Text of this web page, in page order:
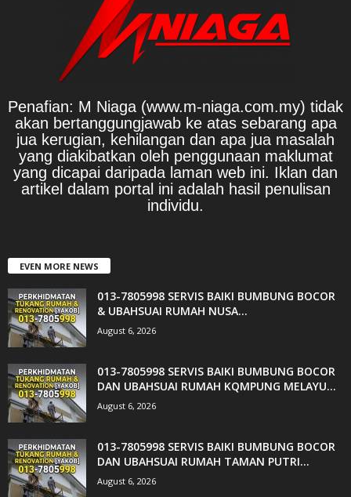
Penafian: M Niaga (www.m-niaga.com.my) tidak
akan bertanggungjawab ke atas sebarang apa
jua kerugian, kehilangan dan apa jua masalah
yang diakibatkan oleh penggunaan maklumat
yang dicapai daripada laman web ini. Iklan dan
artikel dalam portal ini adalah hasil penulisan
individu.
EVEN MORE NEWS
013-7805998 SERVIS BAIKI BUMBUNG BOCOR
& UBAHSUAI RUMAH NUSA...
August 6, 2026
013-7805998 SERVIS BAIKI BUMBUNG BOCOR
DAN UBAHSUAI RUMAH KQMPUNG MELAYU...
August 6, 2026
013-7805998 SERVIS BAIKI BUMBUNG BOCOR
DAN UBAHSUAI RUMAH TAMAN PUTRI...
August 6, 2026